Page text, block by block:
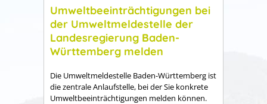
Umweltbeeinträchtigungen bei
der Umweltmeldestelle der
Landesregierung Baden-
Württemberg melden
Die Umweltmeldestelle Baden-Württemberg ist
die zentrale Anlaufstelle, bei der Sie konkrete
Umweltbeeinträchtigungen melden können.